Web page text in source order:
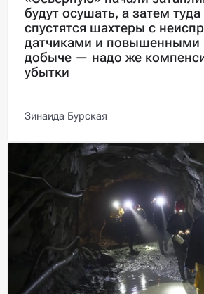
будут осушать, а затем
спустятся шахтеры с
датчиками и повышенными
добыче — надо же
убытки
Зинаида Бурская